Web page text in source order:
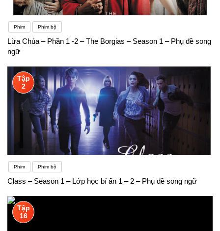
Phim Phim bộ
Lừa Chúa – Phần 1 -2 – The Borgias – Season 1 – Phụ đề song
ngữ
Tập
2
Phim Phim bộ
Class – Season 1 – Lớp học bí ẩn 1 – 2 – Phụ đề song ngữ
Tập
16